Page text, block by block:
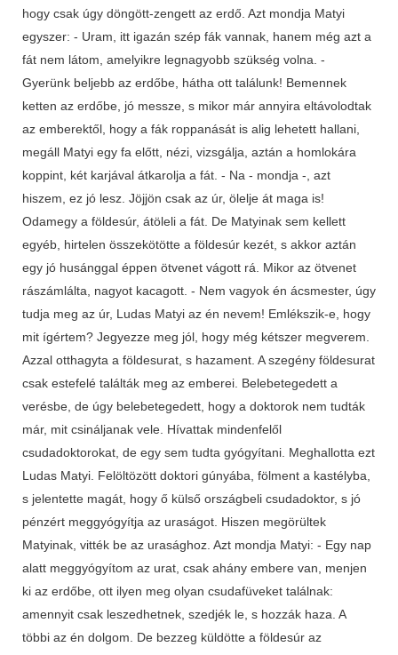
hogy csak úgy döngött-zengett az erdő. Azt mondja Matyi
egyszer: - Uram, itt igazán szép fák vannak, hanem még azt a
fát nem látom, amelyikre legnagyobb szükség volna. -
Gyerünk beljebb az erdőbe, hátha ott találunk! Bemennek
ketten az erdőbe, jó messze, s mikor már annyira eltávolodtak
az emberektől, hogy a fák roppanását is alig lehetett hallani,
megáll Matyi egy fa előtt, nézi, vizsgálja, aztán a homlokára
koppint, két karjával átkarolja a fát. - Na - mondja -, azt
hiszem, ez jó lesz. Jöjjön csak az úr, ölelje át maga is!
Odamegy a földesúr, átöleli a fát. De Matyinak sem kellett
egyéb, hirtelen összekötötte a földesúr kezét, s akkor aztán
egy jó husánggal éppen ötvenet vágott rá. Mikor az ötvenet
rászámlálta, nagyot kacagott. - Nem vagyok én ácsmester, úgy
tudja meg az úr, Ludas Matyi az én nevem! Emlékszik-e, hogy
mit ígértem? Jegyezze meg jól, hogy még kétszer megverem.
Azzal otthagyta a földesurat, s hazament. A szegény földesurat
csak estefelé találták meg az emberei. Belebetegedett a
verésbe, de úgy belebetegedett, hogy a doktorok nem tudták
már, mit csináljanak vele. Hívattak mindenfelől
csudadoktorokat, de egy sem tudta gyógyítani. Meghallotta ezt
Ludas Matyi. Felöltözött doktori gúnyába, fölment a kastélyba,
s jelentette magát, hogy ő külső országbeli csudadoktor, s jó
pénzért meggyógyítja az uraságot. Hiszen megörültek
Matyinak, vitték be az urasághoz. Azt mondja Matyi: - Egy nap
alatt meggyógyítom az urat, csak ahány embere van, menjen
ki az erdőbe, ott ilyen meg olyan csudafüveket találnak:
amennyit csak leszedhetnek, szedjék le, s hozzák haza. A
többi az én dolgom. De bezzeg küldötte a földesúr az